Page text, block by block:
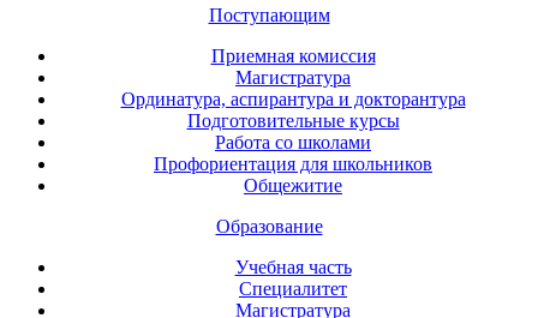
Поступающим
Приемная комиссия
Магистратура
Ординатура, аспирантура и докторантура
Подготовительные курсы
Работа со школами
Профориентация для школьников
Общежитие
Образование
Учебная часть
Специалитет
Магистратура